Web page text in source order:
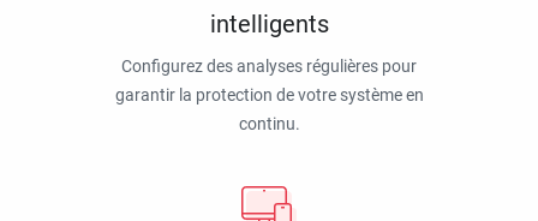
intelligents
Configurez des analyses régulières pour
garantir la protection de votre système en
continu.